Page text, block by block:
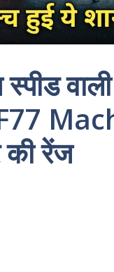
की रेंज